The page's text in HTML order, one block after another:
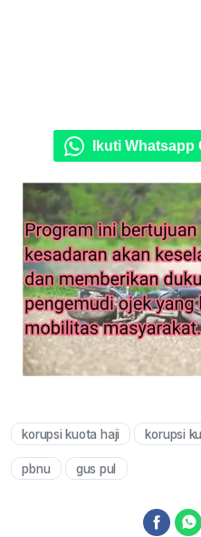
Ikuti
korupsi kuota haji korupsi
pbnu gus pul